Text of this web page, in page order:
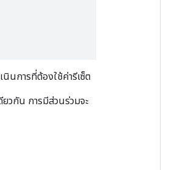
นินการที่ต้องใช้ค่ารีเซ็ต
ยวกัน การมีส่วนร่วมจะ